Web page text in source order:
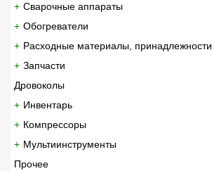
Сварочные аппараты
Обогреватели
Расходные материалы, принадлежности
Запчасти
Дровоколы
Инвентарь
Компрессоры
Мультиинструменты
Прочее